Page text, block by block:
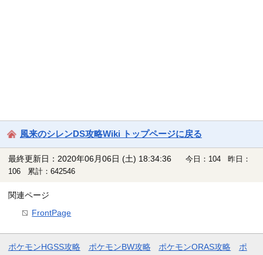
風来のシレンDS攻略Wiki トップページに戻る
最終更新日：2020年06月06日 (土) 18:34:36
今日：104 昨日：
106 累計：642546
関連ページ
FrontPage
ポケモンHGSS攻略 ポケモンBW攻略 ポケモンORAS攻略 ポ